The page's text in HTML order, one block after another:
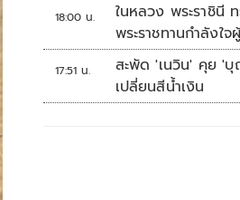
18:00 น.
ในหลวง พระราชินี
พระราชทานกำลังใ
ยิง รร.เทพศิรินทร์น
17:51 น.
สะพัด 'เนวิน' คุย '
เปลี่ยนสีน้ำเงิน